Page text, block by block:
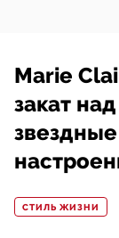
Marie
закат
СТИЛЬ ЖИЗНИ